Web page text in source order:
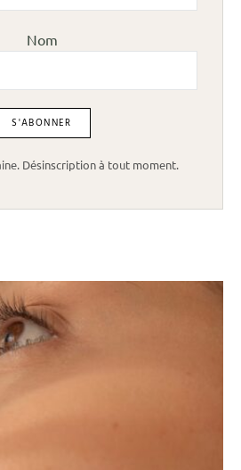
Nom
Désinscription à tout moment.